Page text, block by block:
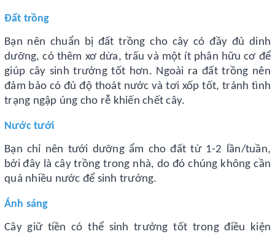
Đất trồng
Bạn nên chuẩn bị đất trồng cho cây có đầy đủ dinh
dưỡng, có thêm xơ dừa, trấu và một ít phân hữu cơ để
giúp cây sinh trưởng tốt hơn. Ngoài ra đất trồng nên
đảm bảo có đủ độ thoát nước và tơi xốp tốt, tránh tình
trạng ngập úng cho rễ khiến chết cây.
Nước tưới
Bạn chỉ nên tưới dưỡng ẩm cho đất từ 1-2 lần/tuần,
bởi đây là cây trồng trong nhà, do đó chúng không cần
quá nhiều nước để sinh trưởng.
Ánh sáng
Cây giữ tiền có thể sinh trưởng tốt trong điều kiện